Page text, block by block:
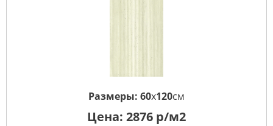
Размеры: 60x120см
Цена: 2876 р/м2